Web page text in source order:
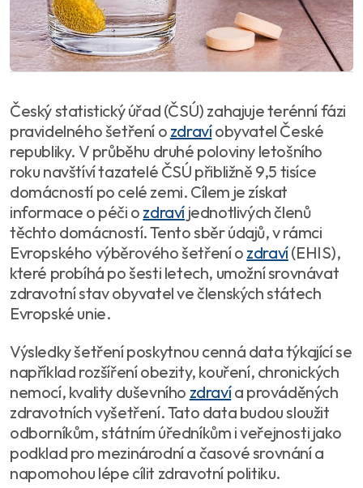
Český statistický úřad (ČSÚ) zahajuje terénní fázi
pravidelného šetření o zdravíobyvatel České
republiky. V průběhu druhé poloviny letošního
roku navštíví tazatelé ČSÚ přibližně 9,5 tisíce
domácností po celé zemi. Cílem je získat
informace o péči o zdraví jednotlivých členů
těchto domácností. Tento sběr údajů, v rámci
Evropského výběrového šetření o zdraví(EHIS),
které probíhá po šesti letech, umožní srovnávat
zdravotní stav obyvatel ve členských státech
Evropské unie.
Výsledky šetření poskytnou cenná data týkající se
například rozšíření obezity, kouření, chronických
nemocí, kvality duševního zdravía prováděných
zdravotních vyšetření. Tato data budou sloužit
odborníkům, státním úředníkům i veřejnosti jako
podklad pro mezinárodní a časové srovnání a
napomohou lépe cílit zdravotní politiku.